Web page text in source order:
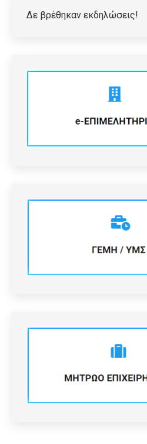
Δε βρέθηκαν εκδηλώσεις!